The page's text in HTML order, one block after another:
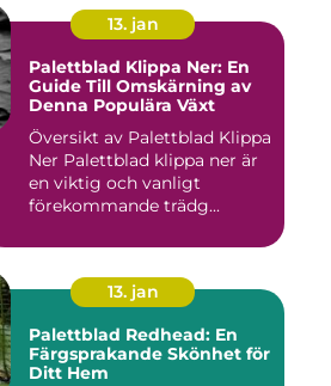
13. jan
Palettblad Klippa Ner: En
Guide Till Omskärning av
Denna Populära Växt
Översikt av Palettblad Klippa
Ner Palettblad klippa ner är
en viktig och vanligt
förekommande trädg...
13. jan
Palettblad Redhead: En
Färgsprakande Skönhet för
Ditt Hem